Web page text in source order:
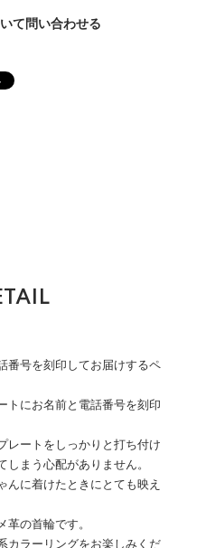
て問い合わせる
番号を刻印してお届けするペ
トにお名前と電話番号を刻印
レートをしっかりと打ち付け
しまう心配がありません。
んに着けたときにとても映え
革の首輪です。
カラーリングをお楽しみくだ